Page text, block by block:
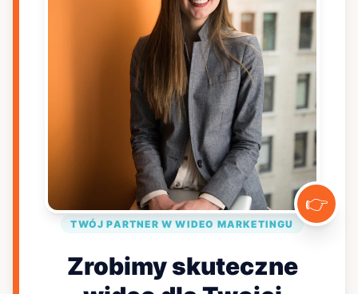
👉
TWÓJ PARTNER W WIDEO MARKETINGU
Zrobimy skuteczne